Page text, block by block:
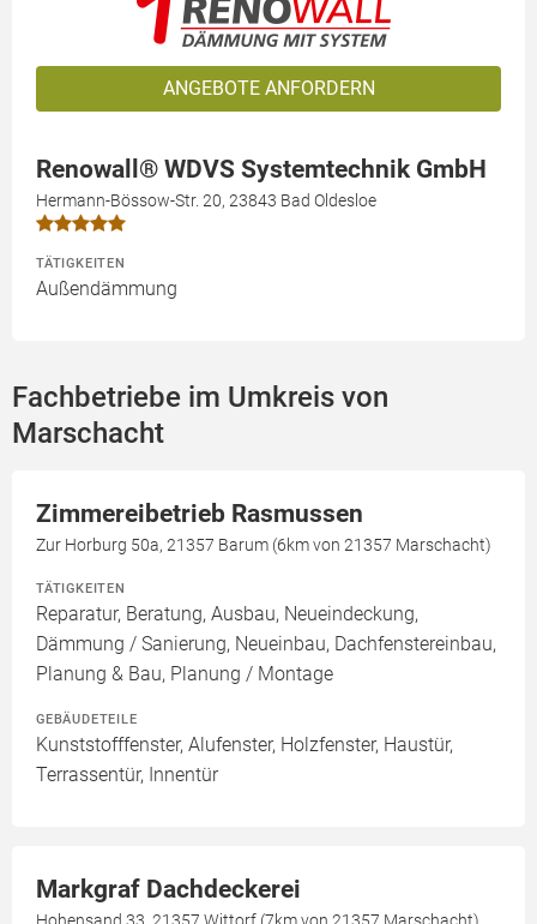
ANGEBOTE ANFORDERN
Renowall® WDVS Systemtechnik GmbH
Hermann-Bössow-Str. 20, 23843 Bad Oldesloe
TÄTIGKEITEN
Außendämmung
Fachbetriebe im Umkreis von
Marschacht
Zimmereibetrieb Rasmussen
Zur Horburg 50a, 21357 Barum (6km von 21357 Marschacht)
TÄTIGKEITEN
Reparatur, Beratung, Ausbau, Neueindeckung,
Dämmung / Sanierung, Neueinbau, Dachfenstereinbau,
Planung & Bau, Planung / Montage
GEBÄUDETEILE
Kunststofffenster, Alufenster, Holzfenster, Haustür,
Terrassentür, Innentür
Markgraf Dachdeckerei